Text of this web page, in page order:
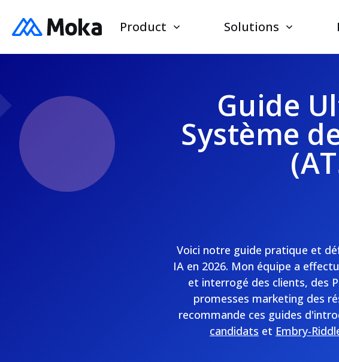
Product Solutions
Guide
Système
Voici notre guide pratique et
IA en 2026. Mon équipe a
et interrogé des clients, des
promesses marketing des
recommande ces guides
candidats et